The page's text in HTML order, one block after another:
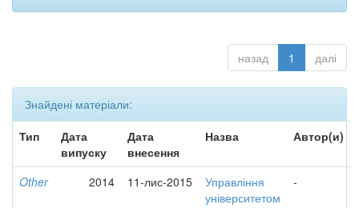
назад 1 далі
Знайдені матеріали:
Тип
Дата
випуску
Дата
внесення
Назва Автор(и)
Other 2014 11-лис-2015
Управління
університетом
-